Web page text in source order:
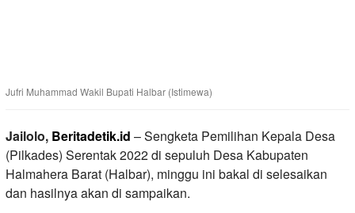
Jufri Muhammad Wakil Bupati Halbar (Istimewa)
Jailolo, Beritadetik.id – Sengketa Pemilihan Kepala Desa
(Pilkades) Serentak 2022 di sepuluh Desa Kabupaten
Halmahera Barat (Halbar), minggu ini bakal di selesaikan
dan hasilnya akan di sampaikan.